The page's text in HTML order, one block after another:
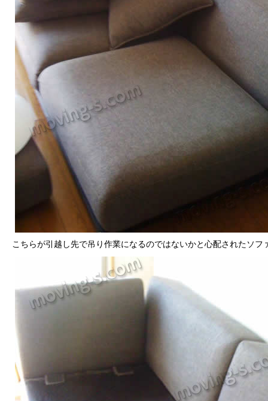
こちらが引越し先で吊り作業になるのではないかと心配されたソフ